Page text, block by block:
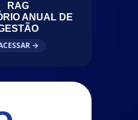
RAG
ANUAL DE
→